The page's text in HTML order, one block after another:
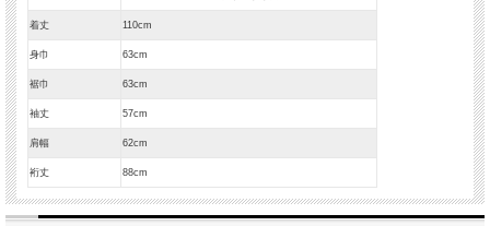
着丈 110cm
身巾 63cm
裾巾 63cm
袖丈 57cm
肩幅 62cm
裄丈 88cm